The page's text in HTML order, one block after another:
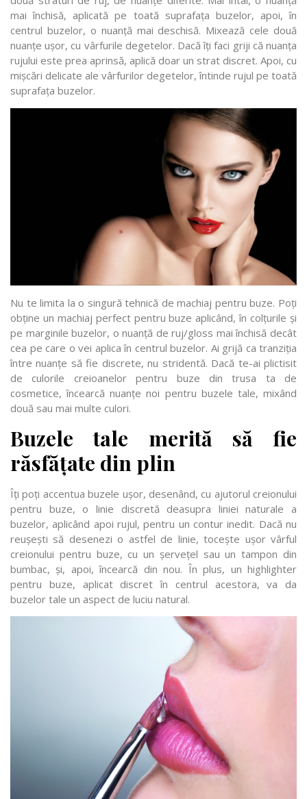
mai închisă, aplicată pe toată suprafața buzelor, apoi, în
centrul buzelor, o nuanță mai deschisă. Mixează cele două
nuanțe ușor, cu vârfurile degetelor. Dacă îți faci griji că nuanța
rujului este prea aprinsă, aplică doar un strat discret. Apoi, cu
mișcări delicate ale vârfurilor degetelor, întinde rujul pe toată
suprafața buzelor.
Nu te limita la o singură tehnică de machiaj pentru buze. Poți
obține un machiaj perfect pentru buze aplicând, în colțurile și
pe marginile buzelor, o nuanță de ruj/gloss mai închisă decât
cea pe care o vei aplica în centrul buzelor. Ai grijă ca tranziția
între nuanțe să fie discrete, nu stridentă. Dacă te-ai plictisit
de culorile creioanelor pentru buze din trusa ta de
cosmetice, încearcă nuanțe noi pentru buzele tale, mixând
două sau mai multe culori.
Buzele tale merită să fie
răsfățate din plin
Îți poți accentua buzele ușor, desenând, cu ajutorul creionului
pentru buze, o linie discretă deasupra liniei naturale a
buzelor, aplicând apoi rujul, pentru un contur inedit. Dacă nu
reușești să desenezi o astfel de linie, tocește ușor vârful
creionului pentru buze, cu un șervețel sau un tampon din
bumbac, și, apoi, încearcă din nou. În plus, un highlighter
pentru buze, aplicat discret în centrul acestora, va da
buzelor tale un aspect de luciu natural.